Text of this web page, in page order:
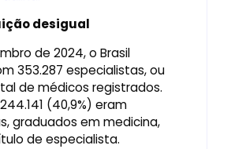
desigual
de 2024, o Brasil
353.287 especialistas, ou
de médicos registrados.
(40,9%) eram
graduados em medicina,
de especialista.